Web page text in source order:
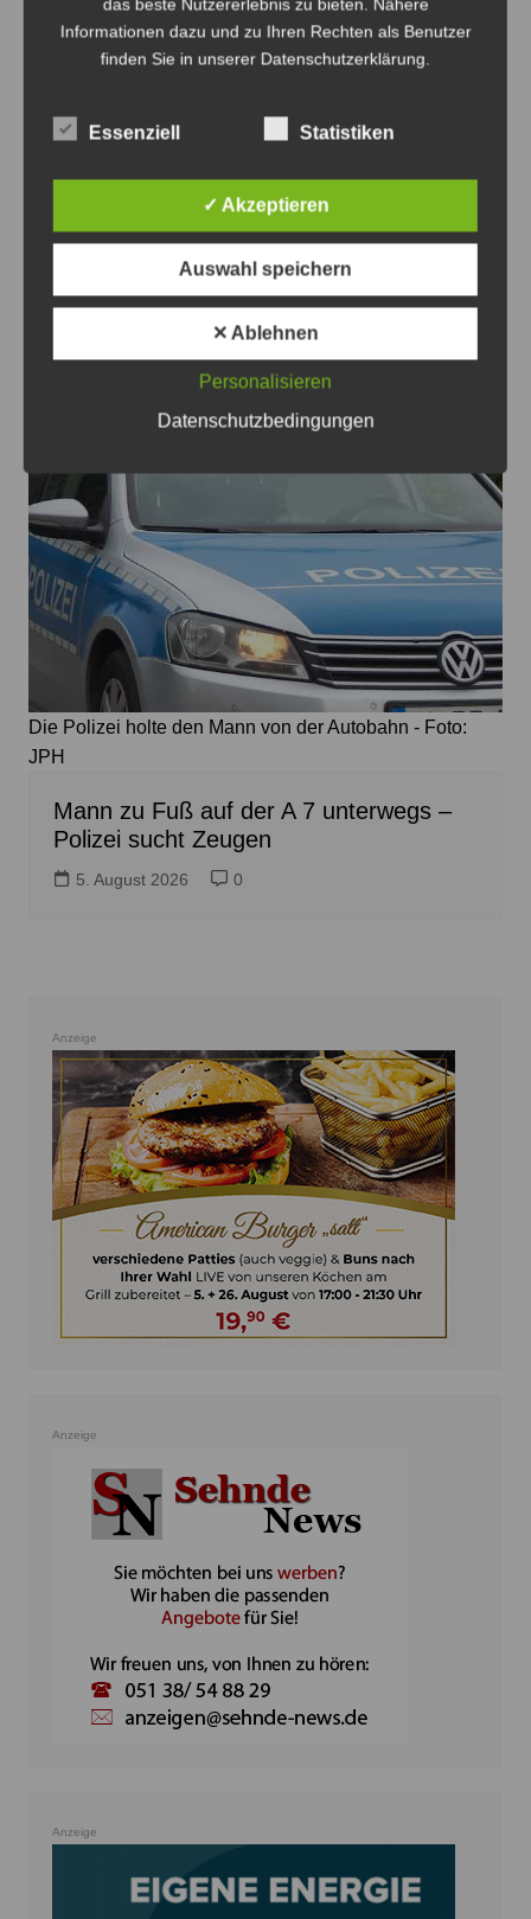
Gülten Gailus beim Freiluft-Yoga am Zaun von Hof 12 -
Foto: Gülten Gailus
Freiluft-Yoga in Lehrte
5. August 2026 0
Die Polizei holte den Mann von der Autobahn - Foto:
JPH
Mann zu Fuß auf der A 7 unterwegs –
Polizei sucht Zeugen
5. August 2026 0
Anzeige
Anzeige
Anzeige
Informationen dazu und zu Ihren Rechten als Benutzer
finden Sie in unserer Datenschutzerklärung.
Essenziell Statistiken
✓ Akzeptieren
Auswahl speichern
✕ Ablehnen
Personalisieren
Datenschutzbedingungen